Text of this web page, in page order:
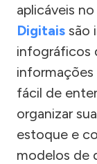
aplicáveis
Digitais são
infográficos
informações
fácil de
organizar
estoque e
modelos de